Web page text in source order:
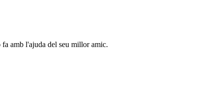
fa amb l'ajuda del seu millor amic.